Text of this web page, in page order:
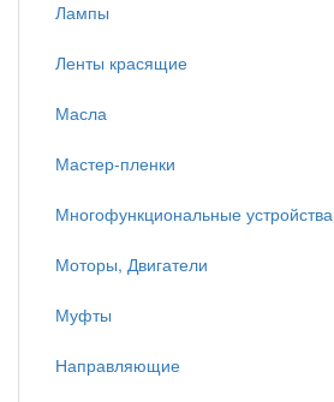
Лампы
Ленты красящие
Масла
Мастер-пленки
Многофункциональные устройства
Моторы, Двигатели
Муфты
Направляющие